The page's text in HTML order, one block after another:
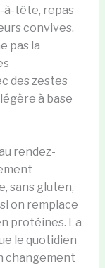
à-tête, repas
convives.
pas la
des zestes
à base
rendez-
sans gluten,
on remplace
protéines. La
le quotidien
changement